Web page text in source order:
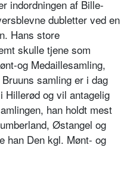
indordningen af Bille-
dubletter ved en
Hans store
skulle tjene som
og Medaillesamling,
samling er i dag
Hillerød og vil antagelig
han holdt mest
Østangel og
han Den kgl. Mønt- og